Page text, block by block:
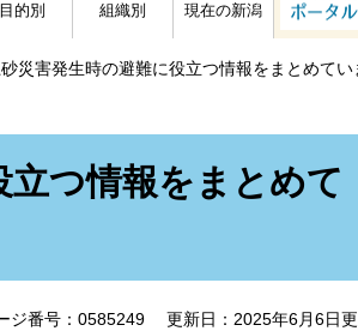
目的別 組織別 現在の新潟
災害発生時の避難に役立つ情報をまとめてい
つ情報をまとめて
ジ番号：0585249 更新日：2025年6月6日